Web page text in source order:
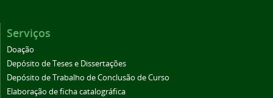
Serviços
Doação
Depósito de Teses e Dissertações
Depósito de Trabalho de Conclusão de Curso
Elaboração de ficha catalográfica